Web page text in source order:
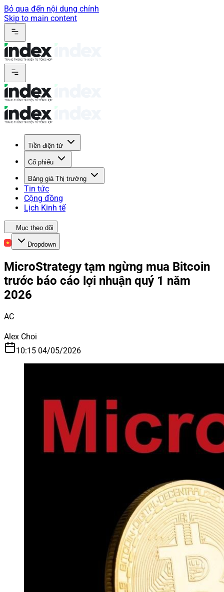
Bỏ qua đến nội dung chính
Skip to main content
Tiền điện tử
Cổ phiếu
Bảng giá Thị trường
Tin tức
Cộng đồng
Lịch Kinh tế
Mục theo dõi
Dropdown
MicroStrategy tạm ngừng mua Bitcoin
trước báo cáo lợi nhuận quý 1 năm
2026
AC
Alex Choi
10:15 04/05/2026